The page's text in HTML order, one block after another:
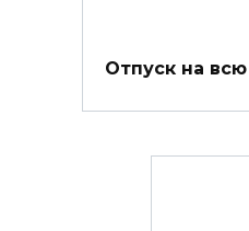
Отпуск на